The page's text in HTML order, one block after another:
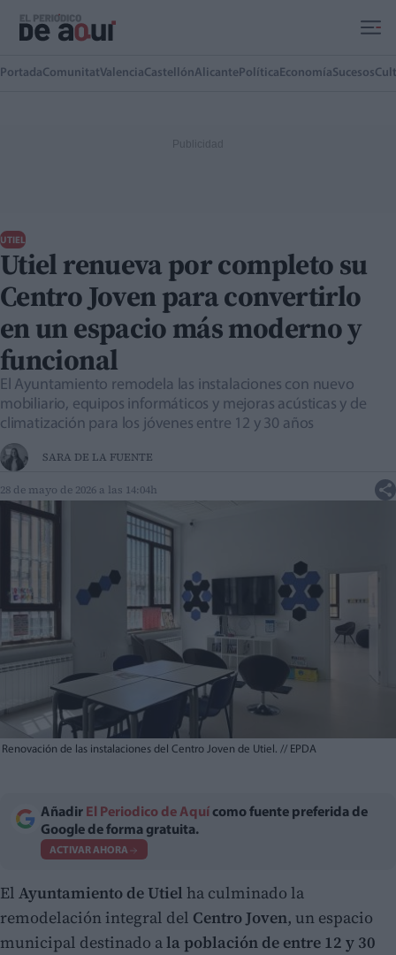
PortadaComunitatValenciaCastellónAlicante Política EconomíaSucesos
UTIEL
Utiel renueva por completo su
Centro Joven para convertirlo
en un espacio más moderno y
funcional
El Ayuntamiento remodela las instalaciones con nuevo
mobiliario, equipos informáticos y mejoras acústicas y de
climatización para los jóvenes entre 12 y 30 años
SARA DE LA FUENTE
28 de mayo de 2026 a las 14:04h
Renovación de las instalaciones del Centro Joven de Utiel. // EPDA
Añadir El Periodico de Aquí como fuente preferida de
Google de forma gratuita.
ACTIVAR AHORA
El Ayuntamiento de Utiel ha culminado la
remodelación integral del Centro Joven, un espacio
municipal destinado ala población de entre 12 y 30